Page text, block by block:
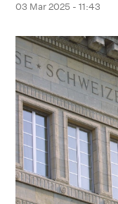
03 Mar 2025 - 11:43